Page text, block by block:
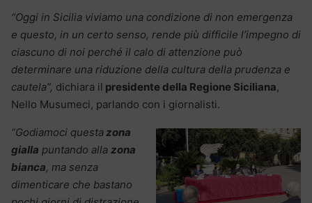
“Oggi in Sicilia viviamo una condizione di non emergenza
e questo, in un certo senso, rende più difficile l’impegno di
ciascuno di noi perché il calo di attenzione può
determinare una riduzione della cultura della prudenza e
cautela”, dichiara il presidente della Regione Siciliana,
Nello Musumeci, parlando con i giornalisti.
“Godiamoci questazona
gialla puntando alla zona
bianca, ma senza
dimenticare che bastano